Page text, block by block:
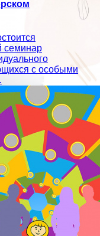
семинар
с особыми